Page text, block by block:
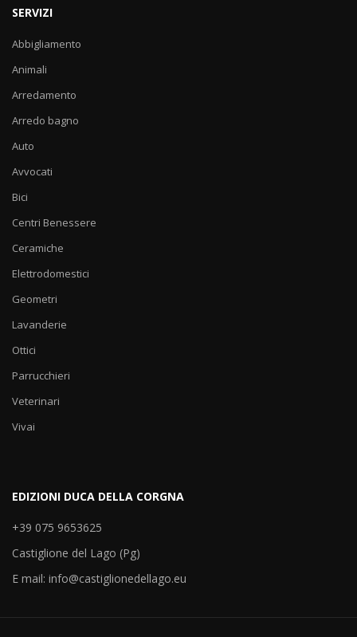
SERVIZI
Abbigliamento
Animali
Arredamento
Arredo bagno
Auto
Avvocati
Bici
Centri Benessere
Ceramiche
Elettrodomestici
Geometri
Lavanderie
Ottici
Parrucchieri
Veterinari
Vivai
EDIZIONI DUCA DELLA CORGNA
+39 075 9653625
Castiglione del Lago (Pg)
E mail: info@castiglionedellago.eu